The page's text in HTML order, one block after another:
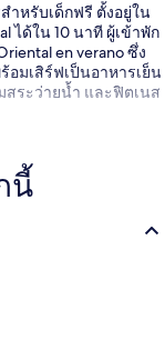
สำหรับเด็กฟรี ตั้งอยู่ใน
ได้ใน 10 นาที ผู้เข้าพัก
en verano ซึ่ง
อมเสิร์ฟเป็นอาหารเย็น
สระว่ายน้ำ และฟิตเนส
นี้